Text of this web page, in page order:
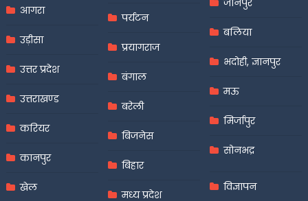
आगरा
उड़ीसा
उत्तर प्रदेश
उत्तराखण्ड
करियर
कानपुर
खेल
पर्यटन
प्रयागराज
बंगाल
बरेली
बिजनेस
बिहार
मध्य प्रदेश
बलिया
भदोही, ज्ञानपुर
मऊ
मिर्जापुर
सोनभद्र
विज्ञापन